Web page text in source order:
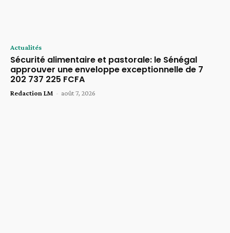
Actualités
Sécurité alimentaire et pastorale: le Sénégal
approuver une enveloppe exceptionnelle de 7
202 737 225 FCFA
Redaction LM - août 7, 2026